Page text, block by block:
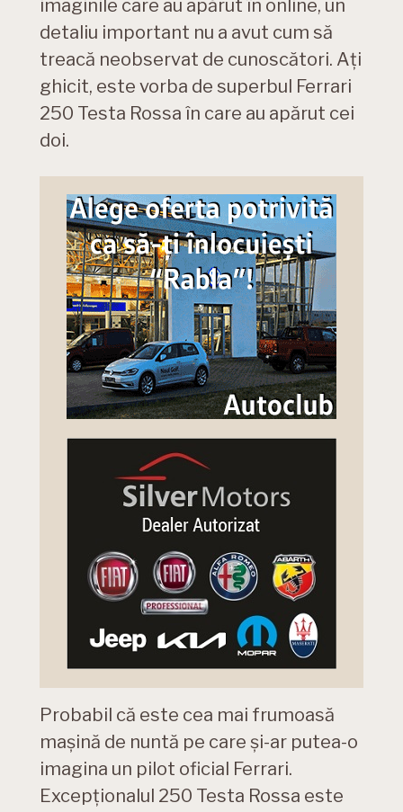
imaginile care au apărut în online, un
detaliu important nu a avut cum să
treacă neobservat de cunoscători. Ați
ghicit, este vorba de superbul Ferrari
250 Testa Rossa în care au apărut cei
doi.
Probabil că este cea mai frumoasă
mașină de nuntă pe care și-ar putea-o
imagina un pilot oficial Ferrari.
Excepționalul 250 Testa Rossa este